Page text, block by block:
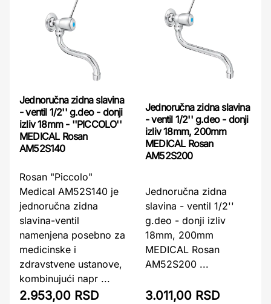
Jednoručna zidna slavina
- ventil 1/2'' g.deo - donji
izliv 18mm - ''PICCOLO''
MEDICAL Rosan
AM52S140
Rosan "Piccolo"
Medical AM52S140 je
jednoručna zidna
slavina-ventil
namenjena posebno za
medicinske i
zdravstvene ustanove,
kombinujući napr ...
2.953,00 RSD
Jednoručna zidna slavina
- ventil 1/2'' g.deo - donji
izliv 18mm, 200mm
MEDICAL Rosan
AM52S200
Jednoručna zidna
slavina - ventil 1/2''
g.deo - donji izliv
18mm, 200mm
MEDICAL Rosan
AM52S200 ...
3.011,00 RSD